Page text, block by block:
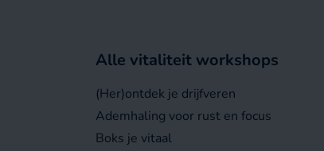
Alle vitaliteit workshops
(Her)ontdek je drijfveren
Ademhaling voor rust en focus
Boks je vitaal